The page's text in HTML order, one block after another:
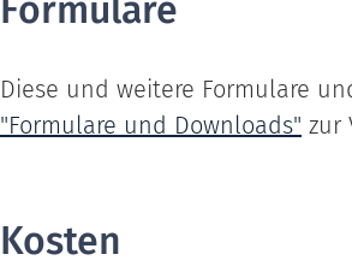
Formulare
Diese und weitere Formulare
"Formulare und Downloads" zur
Kosten